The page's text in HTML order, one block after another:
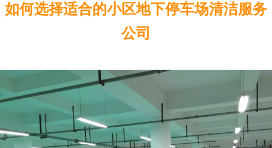
如何选择适合的小区地下停车场清洁服务
公司